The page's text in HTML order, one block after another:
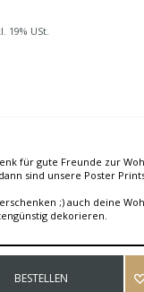
19% USt.
für gute Freunde zur
sind unsere Poster
;) auch deine
dekorieren.
BESTELLEN